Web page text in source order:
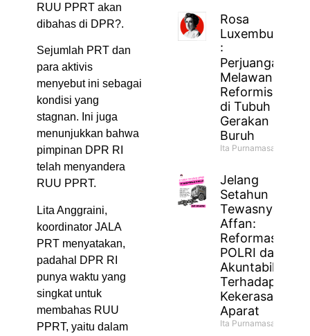
RUU PPRT akan
dibahas di DPR?.
Sejumlah PRT dan
para aktivis
menyebut ini sebagai
kondisi yang
stagnan. Ini juga
menunjukkan bahwa
pimpinan DPR RI
telah menyandera
RUU PPRT.
Lita Anggraini,
koordinator JALA
PRT menyatakan,
padahal DPR RI
punya waktu yang
singkat untuk
membahas RUU
PPRT, yaitu dalam
Rosa
Luxemburg
:
Perjuangan
Melawan
Reformisme
di Tubuh
Gerakan
Buruh
Ita Purnamasari
Jelang
Setahun
Tewasnya
Affan:
Reformasi
POLRI dan
Akuntabilitas
Terhadap
Kekerasan
Aparat
Ita Purnamasari